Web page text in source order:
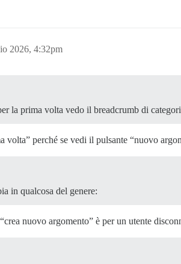
nav-pills">
d-icon-discourse-chevron-expand
2026, 4:32pm
la prima volta vedo il breadcrumb di
volta” perché se vedi il pulsante “nuovo
in qualcosa del genere:
nuovo argomento” è per un utente